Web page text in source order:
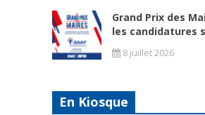
Grand Prix des
les candidatures
8 juillet 2026
En Kiosque